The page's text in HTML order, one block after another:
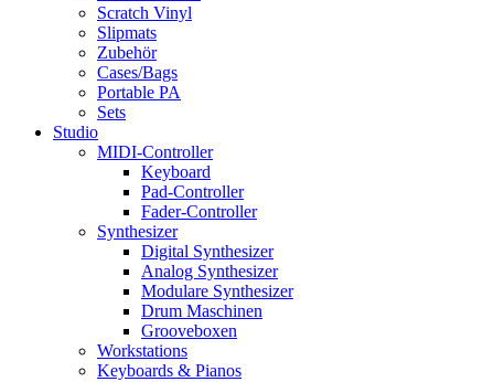
Scratch Vinyl
Slipmats
Zubehör
Cases/Bags
Portable PA
Sets
Studio
MIDI-Controller
Keyboard
Pad-Controller
Fader-Controller
Synthesizer
Digital Synthesizer
Analog Synthesizer
Modulare Synthesizer
Drum Maschinen
Grooveboxen
Workstations
Keyboards & Pianos